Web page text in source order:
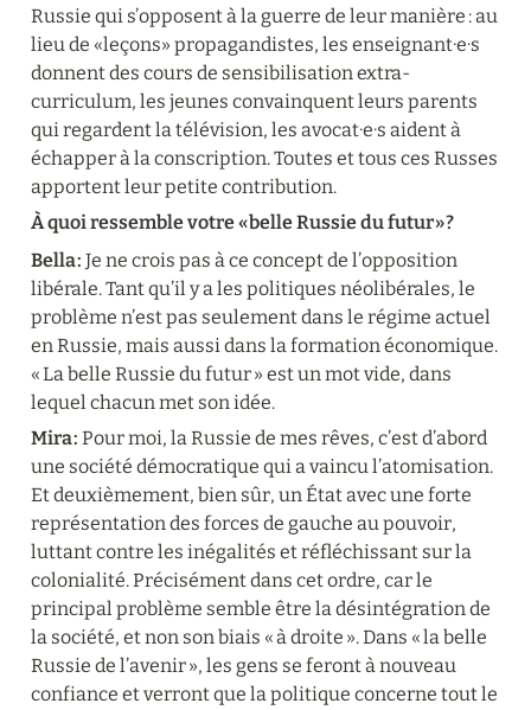
Russie qui s’opposent à la guerre de leur manière : au
lieu de «leçons» propagandistes, les enseignant·e·s
donnent des cours de sensibilisation extra-
curriculum, les jeunes convainquent leurs parents
qui regardent la télévision, les avocat·e·s aident à
échapper à la conscription. Toutes et tous ces Russes
apportent leur petite contribution.
À quoi ressemble votre « belle Russie du futur » ?
Bella : Je ne crois pas à ce concept de l’opposition
libérale. Tant qu’il y a les politiques néolibérales, le
problème n’est pas seulement dans le régime actuel
en Russie, mais aussi dans la formation économique.
« La belle Russie du futur » est un mot vide, dans
lequel chacun met son idée.
Mira : Pour moi, la Russie de mes rêves, c’est d’abord
une société démocratique qui a vaincu l’atomisation.
Et deuxièmement, bien sûr, un État avec une forte
représentation des forces de gauche au pouvoir,
luttant contre les inégalités et réfléchissant sur la
colonialité. Précisément dans cet ordre, car le
principal problème semble être la désintégration de
la société, et non son biais « à droite ». Dans « la belle
Russie de l’avenir », les gens se feront à nouveau
confiance et verront que la politique concerne tout le